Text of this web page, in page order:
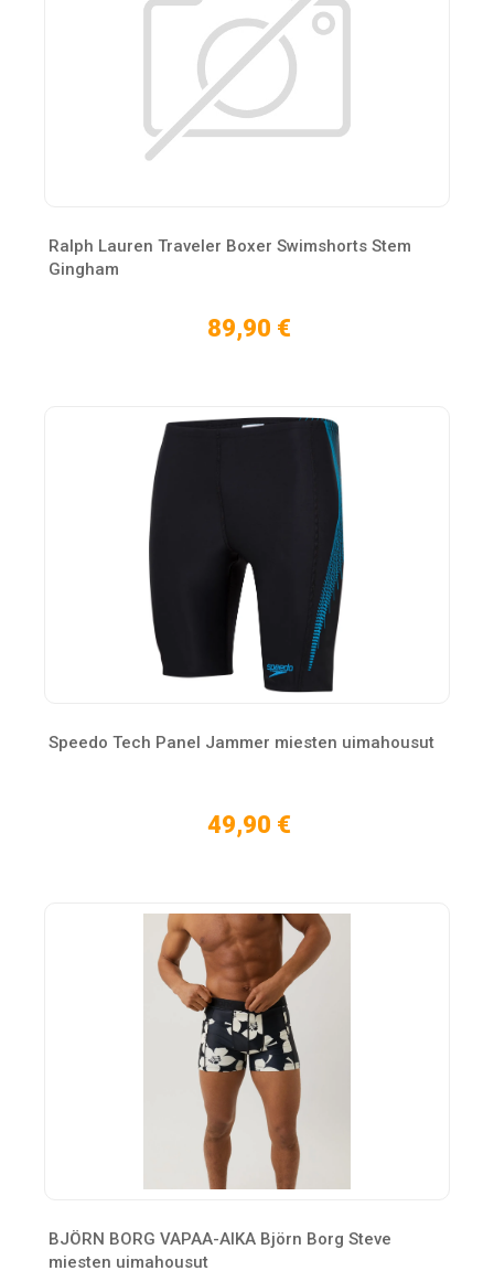
Ralph Lauren Traveler Boxer Swimshorts Stem
Gingham
89,90 €
Speedo Tech Panel Jammer miesten uimahousut
49,90 €
BJÖRN BORG VAPAA-AIKA Björn Borg Steve
miesten uimahousut